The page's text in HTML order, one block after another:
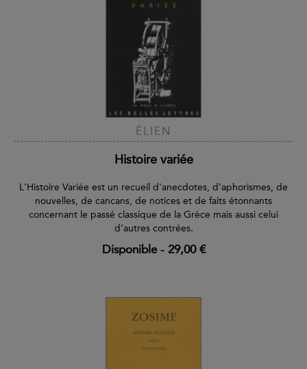
ÉLIEN
Histoire variée
L'Histoire Variée est un recueil d'anecdotes, d’aphorismes, de
nouvelles, de cancans, de notices et de faits étonnants
concernant le passé classique de la Grèce mais aussi celui
d’autres contrées.
Disponible- 29,00 €